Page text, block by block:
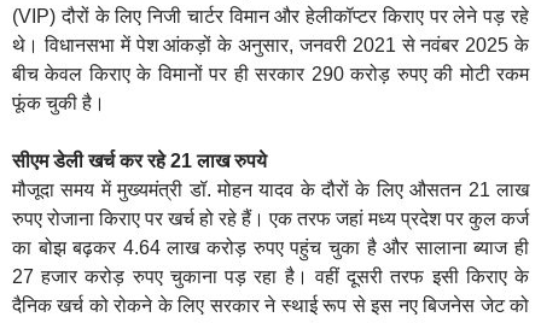
(VIP) दौरों के लिए निजी चार्टर विमान और हेलीकॉप्टर किराए पर लेने पड़ रहे
थे। विधानसभा में पेश आंकड़ों के अनुसार, जनवरी 2021 से नवंबर 2025 के
बीच केवल किराए के विमानों पर ही सरकार 290 करोड़ रुपए की मोटी रकम
फूंक चुकी है।
सीएम डेली खर्च कर रहे 21 लाख रुपये
मौजूदा समय में मुख्यमंत्री डॉ. मोहन यादव के दौरों के लिए औसतन 21 लाख
रुपए रोजाना किराए पर खर्च हो रहे हैं। एक तरफ जहां मध्य प्रदेश पर कुल कर्ज
का बोझ बढ़कर 4.64 लाख करोड़ रुपए पहुंच चुका है और सालाना ब्याज ही
27 हजार करोड़ रुपए चुकाना पड़ रहा है। वहीं दूसरी तरफ इसी किराए के
दैनिक खर्च को रोकने के लिए सरकार ने स्थाई रूप से इस नए बिजनेस जेट को